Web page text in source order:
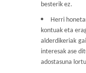
besterik ez.
Herri
kontuak eta
alderdikeriak
interesak ase
adostasuna